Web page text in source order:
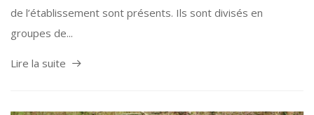
de l’établissement sont présents. Ils sont divisés en
groupes de...
Lire la suite